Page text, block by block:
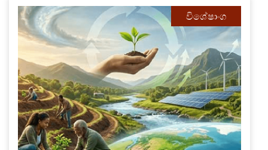
විශේෂාංග